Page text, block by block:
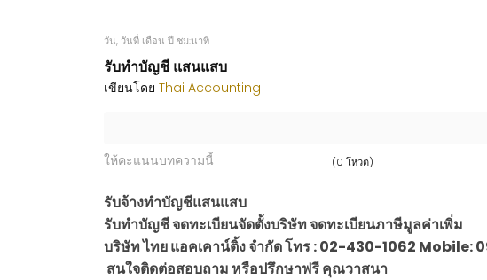
วัน, วันที่ เดือน ปี ชม:นาที
รับทำบัญชี แสนแสบ
เขียนโดย Thai Accounting
ให้คะแนนบทความนี้ (0 โหวต)
รับจ้างทำบัญชีแสนแสบ
รับทำบัญชี จดทะเบียนจัดตั้งบริษัท จดทะเบียนภาษีมูลค่าเพิ่ม
บริษัท ไทย แอคเคาน์ติ้ง จำกัด โทร : 02-430-1062
สนใจติดต่อสอบถาม หรือปรึกษาฟรี คุณวาสนา